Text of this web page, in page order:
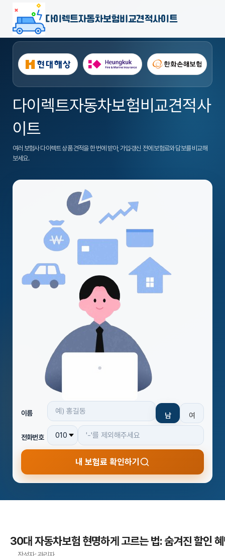
다이렉트자동차보험비교견적사이트
다이렉트자동차보험비교견적사
이트
여러 보험사 다이렉트 상품 견적을 한 번에 받아, 가입·갱신 전에 보험료와 담보를 비교해
보세요.
이름 남 여
전화번호
내 보험료 확인하기
30대 자동차보험 현명하게 고르는 법: 숨겨진 할인